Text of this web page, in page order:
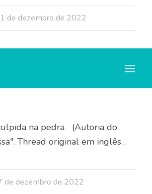
config-templatebuilder/avia-
de dezembro de 2022
ESCULPIDA NA
na pedra (Autoria do
Thread original em inglês…
de dezembro de 2022